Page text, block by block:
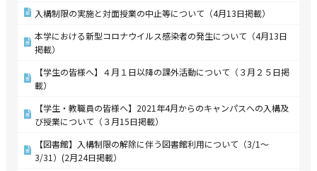
入構制限の実施と対面授業の中止等について（4月13日掲載）
本学における新型コロナウイルス感染者の発生について（4月13日
掲載）
【学生の皆様へ】４月１日以降の課外活動について（３月２５日掲
載）
【学生・教職員の皆様へ】2021年4月からのキャンパスへの入構及
び授業について（３月15日掲載）
【図書館】入構制限の解除に伴う図書館利用について（3/1～
3/31）(2月24日掲載）